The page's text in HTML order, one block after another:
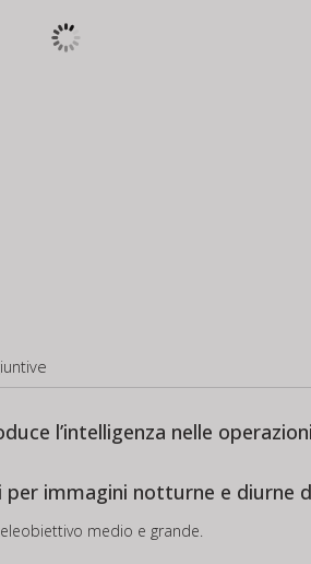
l’intelligenza nelle
immagini notturne e diurne
medio e grande.